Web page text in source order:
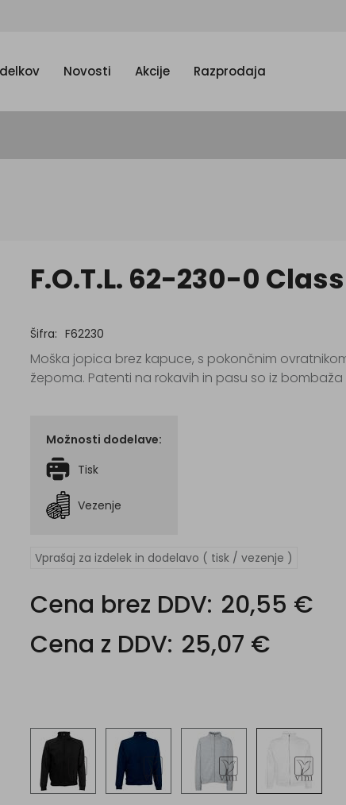
Novosti Akcije Razprodaja
F.O.T.L. 62-230-0
Šifra: F62230
Moška jopica brez kapuce, s pokončnim
žepoma. Patenti na rokavih in pasu so iz
Možnosti dodelave:
Tisk
Vezenje
Vprašaj za izdelek in dodelavo ( tisk / vezenje )
Cena brez DDV: 20,55 €
Cena z DDV: 25,07 €